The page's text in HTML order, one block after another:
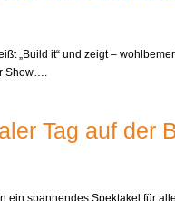
„Build it“ und zeigt –
Show….
Tag auf der
spannendes Spektakel für